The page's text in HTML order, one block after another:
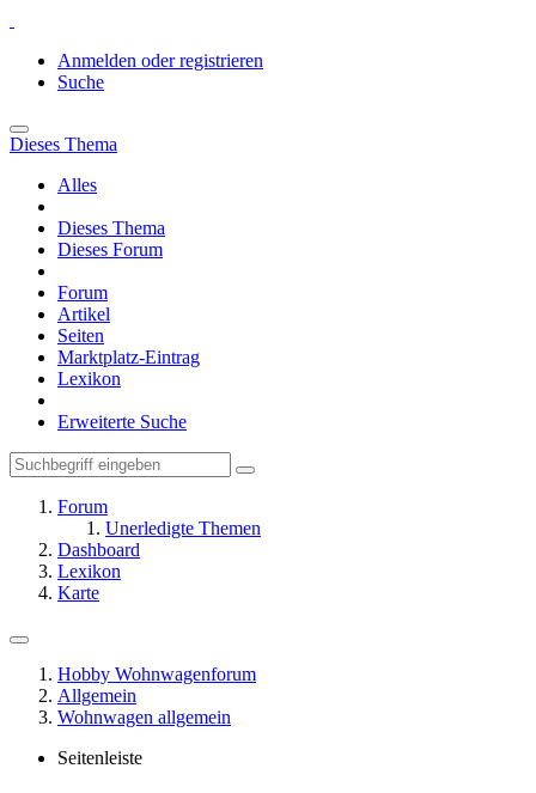
Anmelden oder registrieren
Suche
Dieses Thema
Alles
Dieses Thema
Dieses Forum
Forum
Artikel
Seiten
Marktplatz-Eintrag
Lexikon
Erweiterte Suche
Forum
Unerledigte Themen
Dashboard
Lexikon
Karte
Hobby Wohnwagenforum
Allgemein
Wohnwagen allgemein
Seitenleiste